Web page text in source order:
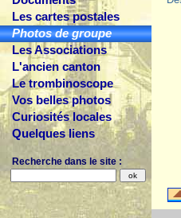
Les cartes postales
Photos de groupe
Les Associations
L'ancien canton
Le trombinoscope
Vos belles photos
Curiosités locales
Quelques liens
Recherche dans le site :